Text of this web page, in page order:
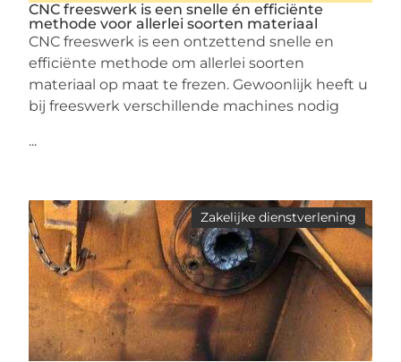
CNC freeswerk is een snelle én efficiënte
methode voor allerlei soorten materiaal
CNC freeswerk is een ontzettend snelle en
efficiënte methode om allerlei soorten
materiaal op maat te frezen. Gewoonlijk heeft u
bij freeswerk verschillende machines nodig
...
Zakelijke dienstverlening